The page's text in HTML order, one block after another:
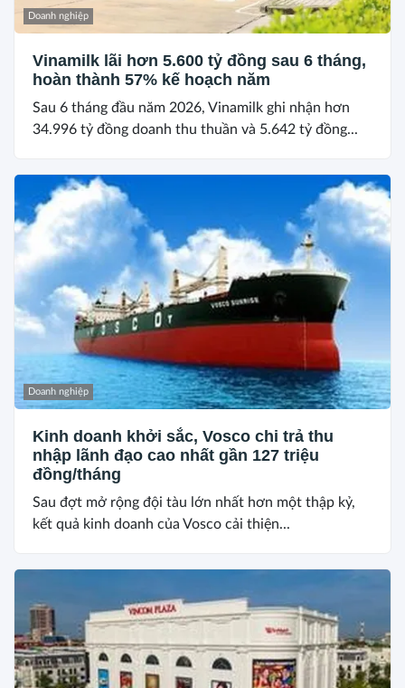
Doanh nghiệp
Vinamilk lãi hơn 5.600 tỷ đồng sau 6 tháng,
hoàn thành 57% kế hoạch năm
Sau 6 tháng đầu năm 2026, Vinamilk ghi nhận hơn
34.996 tỷ đồng doanh thu thuần và 5.642 tỷ đồng...
Doanh nghiệp
Kinh doanh khởi sắc, Vosco chi trả thu
nhập lãnh đạo cao nhất gần 127 triệu
đồng/tháng
Sau đợt mở rộng đội tàu lớn nhất hơn một thập kỷ,
kết quả kinh doanh của Vosco cải thiện...